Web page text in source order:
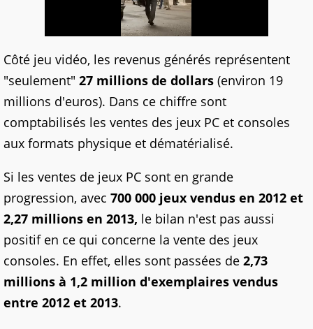
Côté jeu vidéo, les revenus générés représentent
"seulement" 27 millions de dollars (environ 19
millions d'euros). Dans ce chiffre sont
comptabilisés les ventes des jeux PC et consoles
aux formats physique et dématérialisé.
Si les ventes de jeux PC sont en grande
progression, avec 700 000 jeux vendus en 2012 et
2,27 millions en 2013, le bilan n'est pas aussi
positif en ce qui concerne la vente des jeux
consoles. En effet, elles sont passées de 2,73
millions à 1,2 million d'exemplaires vendus
entre 2012 et 2013.